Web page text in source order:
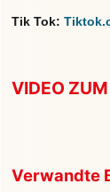
Tik Tok:
VIDEO
Verwandte